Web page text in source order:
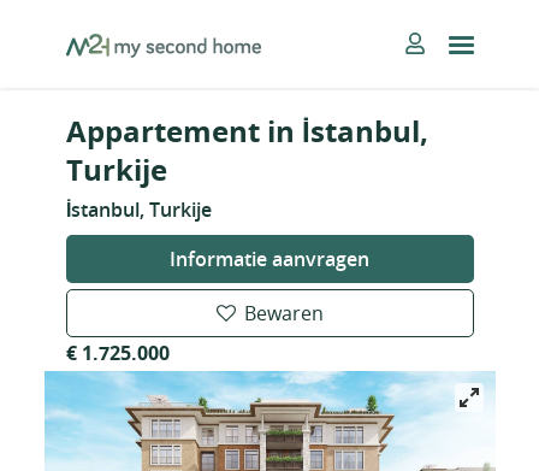
MySecondHome
Appartement in İstanbul,
Turkije
İstanbul, Turkije
Informatie aanvragen
Bewaren
€ 1.725.000